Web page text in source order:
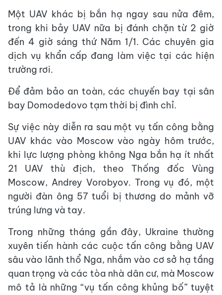
Một UAV khác bị bắn hạ ngay sau nửa đêm,
trong khi bảy UAV nữa bị đánh chặn từ 2 giờ
đến 4 giờ sáng thứ Năm 1/1. Các chuyên gia
dịch vụ khẩn cấp đang làm việc tại các hiện
trường rơi.
Để đảm bảo an toàn, các chuyến bay tại sân
bay Domodedovo tạm thời bị đình chỉ.
Sự việc này diễn ra sau một vụ tấn công bằng
UAV khác vào Moscow vào ngày hôm trước,
khi lực lượng phòng không Nga bắn hạ ít nhất
21 UAV thù địch, theo Thống đốc Vùng
Moscow, Andrey Vorobyov. Trong vụ đó, một
người đàn ông 57 tuổi bị thương do mảnh vỡ
trúng lưng và tay.
Trong những tháng gần đây, Ukraine thường
xuyên tiến hành các cuộc tấn công bằng UAV
sâu vào lãnh thổ Nga, nhắm vào cơ sở hạ tầng
quan trọng và các tòa nhà dân cư, mà Moscow
mô tả là những “vụ tấn công khủng bố” tuyệt